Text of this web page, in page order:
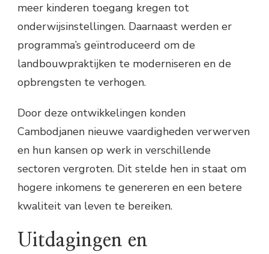
meer kinderen toegang kregen tot
onderwijsinstellingen. Daarnaast werden er
programma’s geïntroduceerd om de
landbouwpraktijken te moderniseren en de
opbrengsten te verhogen.
Door deze ontwikkelingen konden
Cambodjanen nieuwe vaardigheden verwerven
en hun kansen op werk in verschillende
sectoren vergroten. Dit stelde hen in staat om
hogere inkomens te genereren en een betere
kwaliteit van leven te bereiken.
Uitdagingen en